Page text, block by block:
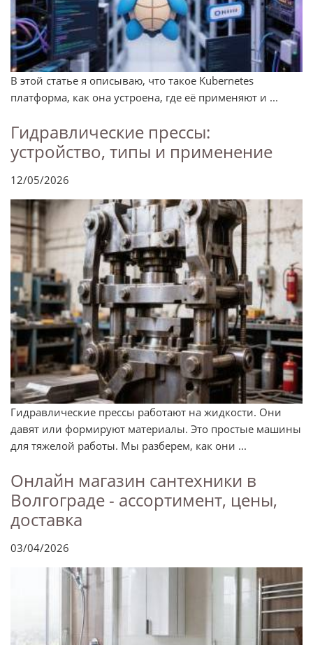
В этой статье я описываю, что такое Kubernetes
платформа, как она устроена, где её применяют и ...
Гидравлические прессы:
устройство, типы и применение
12/05/2026
Гидравлические прессы работают на жидкости. Они
давят или формируют материалы. Это простые машины
для тяжелой работы. Мы разберем, как они ...
Онлайн магазин сантехники в
Волгограде - ассортимент, цены,
доставка
03/04/2026